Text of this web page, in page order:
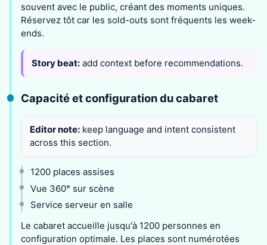
souvent avec le public, créant des moments uniques.
Réservez tôt car les sold-outs sont fréquents les week-
ends.
Story beat: add context before recommendations.
Capacité et configuration du cabaret
Editor note: keep language and intent consistent
across this section.
1200 places assises
Vue 360° sur scène
Service serveur en salle
Le cabaret accueille jusqu'à 1200 personnes en
configuration optimale. Les places sont numérotées